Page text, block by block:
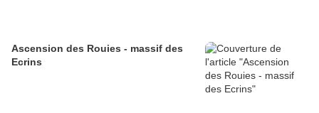
Ascension des Rouies - massif des
Ecrins